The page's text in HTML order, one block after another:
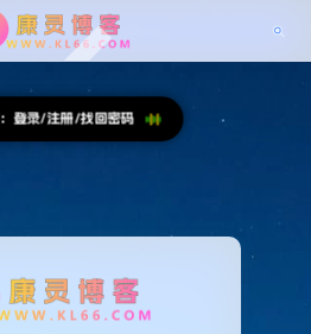
正在访问：登录/注册/找回密码